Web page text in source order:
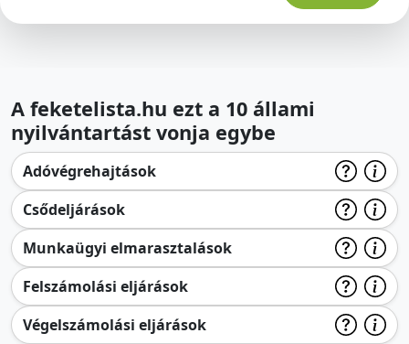
A feketelista.hu ezt a 10 állami
nyilvántartást vonja egybe
Adóvégrehajtások
Csődeljárások
Munkaügyi elmarasztalások
Felszámolási eljárások
Végelszámolási eljárások